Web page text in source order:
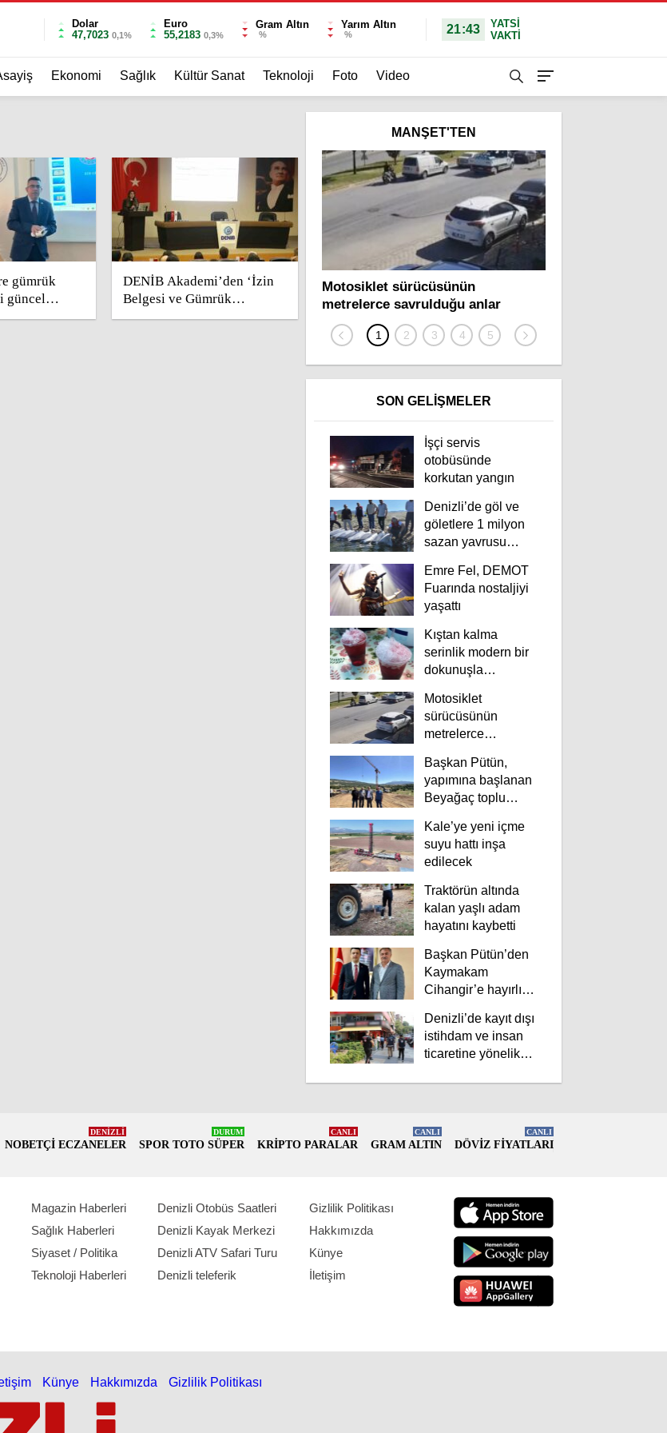
Dolar
47,7023 0,1%
Euro
55,2183 0,3%
Gram Altın
%
Yarım Altın
% 21:43
YATSI
VAKTİ
Ekonomi Sağlık Kültür Sanat Teknoloji Foto Video
gümrük
güncel
DENİB Akademi’den ‘İzin
Belgesi ve Gümrük
İşlemleri’ eğitimi
MANŞET'TEN
Motosiklet sürücüsünün
metrelerce savrulduğu anlar
güvenlik kamerasında
SON GELİŞMELER
İşçi servis
otobüsünde
korkutan yangın
Denizli’de göl ve
göletlere 1 milyon
sazan yavrusu
Emre Fel, DEMOT
Fuarında nostaljiyi
yaşattı
Kıştan kalma
serinlik modern bir
dokunuşla
Motosiklet
sürücüsünün
metrelerce
güvenlik
kamerasında
Başkan Pütün,
yapımına başlanan
Beyağaç toplu
Kale’ye yeni içme
suyu hattı inşa
edilecek
Traktörün altında
kalan yaşlı adam
hayatını kaybetti
Başkan Pütün’den
Kaymakam
Cihangir’e hayırlı
Denizli’de kayıt dışı
istihdam ve insan
ticaretine yönelik
NOBETÇİ ECZANELER
DENİZLİ
SPOR TOTO SÜPER
DURUM
KRİPTO PARALAR
CANLI
GRAM ALTIN
CANLI
DÖVİZ FİYATLARI
CANLI
Magazin Haberleri
Sağlık Haberleri
Siyaset / Politika
Teknoloji Haberleri
Denizli Otobüs Saatleri
Denizli Kayak Merkezi
Denizli ATV Safari Turu
Denizli teleferik
Gizlilik Politikası
Hakkımızda
Künye
İletişim
Künye Hakkımızda Gizlilik Politikası